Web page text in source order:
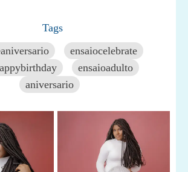
Tags
ensaiocelebrate
ensaioadulto
aniversario